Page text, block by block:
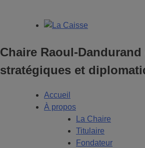
Chaire Raoul-
stratégiques et
Accueil
À propos
La Chaire
Titulaire
Fondateur